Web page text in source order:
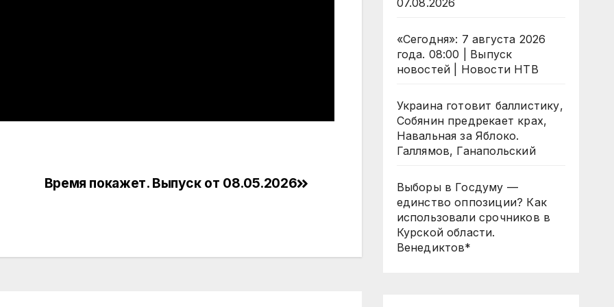
Время покажет. Выпуск от 08.05.2026
07.08.2026
«Сегодня»: 7 августа 2026
года. 08:00 | Выпуск
новостей | Новости НТВ
Украина готовит баллистику,
Собянин предрекает крах,
Навальная за Яблоко.
Галлямов, Ганапольский
Выборы в Госдуму —
единство оппозиции? Как
использовали срочников в
Курской области.
Венедиктов*